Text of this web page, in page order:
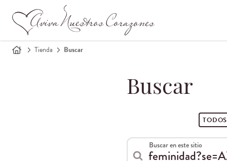
Tienda Buscar
Buscar
TODOS
Buscar en este sitio